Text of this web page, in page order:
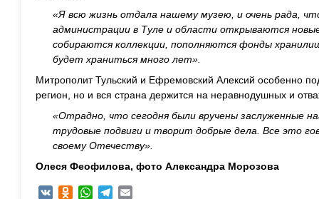
«Я всю жизнь отдала нашему музею, и очень рада,
администрации в Туле и области открываются
собираются коллекции, пополняются фонды
будет храниться много лет».
Митрополит Тульский и Ефремовский Алексий особенно
регион, но и вся страна держится на неравнодушных и
«Отрадно, что сегодня были вручены заслуженные
трудовые подвиги и творит добрые дела. Все это
своему Отечеству».
Олеся Феофилова, фото Александра Морозова
VK Odnoklassniki
WhatsAppTelegram